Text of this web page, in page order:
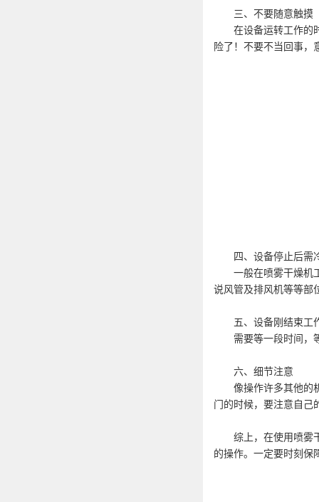
三、不要随意触摸
在设备运转工作的时
险了！不要不当回事，
四、设备停止后需
一般在喷雾干燥机工
说风管及排风机等等部
五、设备刚结束工
需要等一段时间，等
六、细节注意
像操作许多其他的机
门的时候，要注意自己
综上，在使用喷雾干
的操作。一定要时刻保